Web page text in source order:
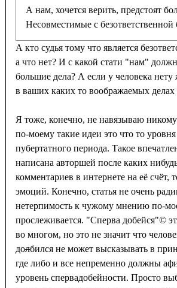
А нам, хочется верить, предстоят
Несовместимые с безответственной
А кто судья тому что является
а что нет? И с какой стати "нам"
большие дела? А если у человека нету
в ваших каких то воображаемых
Я тоже, конечно, не навязываю
по-моему такие идеи это что то уровня
пубертатного периода. Такое
написана авторшей после каких
комментариев в интернете на её счёт,
эмоций. Конечно, статья не очень
нетерпимость к чужому мнению по-
прослеживается. "Сперва добейся"©
во многом, но это не значит что
долбился не может высказывать в
где либо и все непременно должны
уровень спервадобейности. Просто